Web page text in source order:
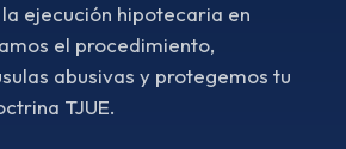
ejecución hipotecaria en
el procedimiento,
abusivas y protegemos tu
TJUE.